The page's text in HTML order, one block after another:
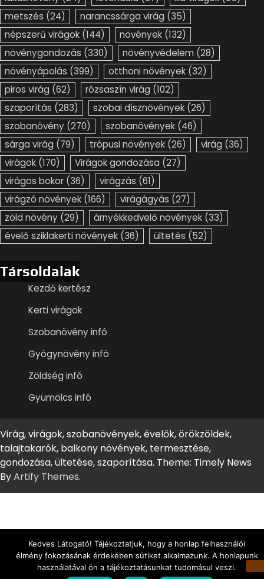
metszés (24) narancssárga virág (35)
népszerű virágok (144) növények (132)
növénygondozás (330) növényvédelem (28)
növényápolás (399) otthoni növények (32)
piros virág (62) rózsaszín virág (102)
szaporítás (283) szobai dísznövények (26)
szobanövény (270) szobanövények (46)
sárga virág (79) trópusi növények (26) virág (36)
virágok (170) Virágok gondozása (27)
virágos bokor (36) virágzás (61)
virágzó növények (166) virágágyás (27)
zöld növény (29) árnyékkedvelő növények (33)
évelő sziklakerti növények (36) ültetés (52)
Társoldalak
Kezdő kertész
Kerti virágok
Szobanövény infó
Gyógynövény infó
Zöldség infó
Gyümölcs infó
Virág, virágok, szobanövények, évelők, örökzöldek,
talajtakarók, balkony növények, termesztése,
gondozása, ültetése, szaporítása. Theme: Timely News
ByArtify Themes.
Kedves Látogató! Tájékoztatjuk, hogy a honlap felhasználói
élmény fokozásának érdekében sütiket alkalmazunk. A honlapunk
használatával ön a tájékoztatásunkat tudomásul veszi.